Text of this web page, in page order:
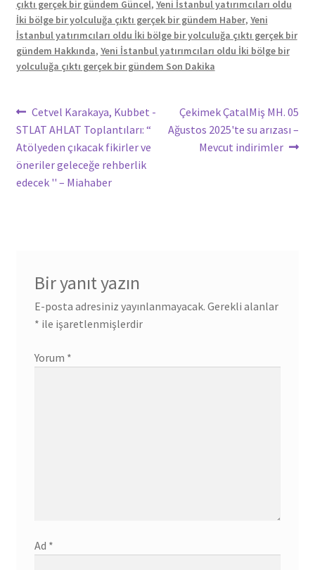
çıktı gerçek bir gündem Güncel, Yeni İstanbul yatırımcıları oldu
İki bölge bir yolculuğa çıktı gerçek bir gündem Haber, Yeni
İstanbul yatırımcıları oldu İki bölge bir yolculuğa çıktı gerçek bir
gündem Hakkında, Yeni İstanbul yatırımcıları oldu İki bölge bir
yolculuğa çıktı gerçek bir gündem Son Dakika
Yazı
gezinmesi
Önceki
yazı:
Cetvel Karakaya, Kubbet -
STLAT AHLAT Toplantıları: “
Atölyeden çıkacak fikirler ve
öneriler geleceğe rehberlik
edecek '' – Miahaber
Sonraki
yazı:
Çekimek ÇatalMiş MH. 05
Ağustos 2025'te su arızası –
Mevcut indirimler
Bir yanıt yazın
E-posta adresiniz yayınlanmayacak. Gerekli alanlar
* ile işaretlenmişlerdir
Yorum *
Ad *